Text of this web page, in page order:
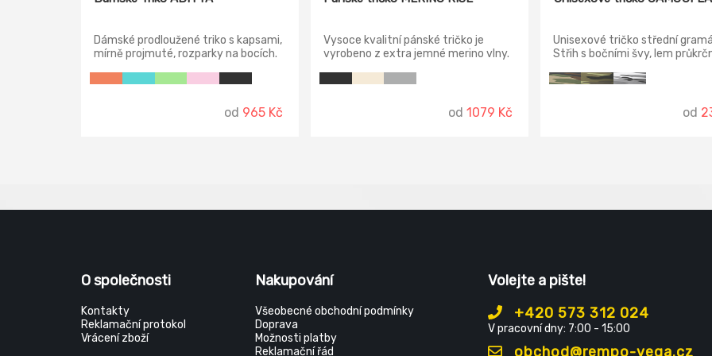
Dámské prodloužené triko s kapsami,
mírně projmuté, rozparky na bocích.
od 965 Kč
Vysoce kvalitní pánské tričko je
vyrobeno z extra jemné merino vlny.
s bočními švy, úzký lem průkrčníku z
vrchového materiálu, vnitřní část
od 1079 Kč
Unisexové tričko střední
Střih s bočními švy, lem
elastanu, zpevňující ramenní
od
O společnosti
Kontakty
Reklamační protokol
Vrácení zboží
Nakupování
Všeobecné obchodní podmínky
Doprava
Možnosti platby
Reklamační řád
Volejte a pište!
+420 573 312 024
V pracovní dny: 7:00 - 15:00
obchod@rempo-vega.cz